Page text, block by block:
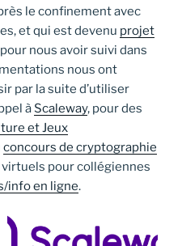
le confinement avec
et qui est devenu projet
nous avoir suivi dans
nous ont
par la suite d’utiliser
à Scaleway, pour des
et Jeux
concours de cryptographie
pour collégiennes
info en ligne.